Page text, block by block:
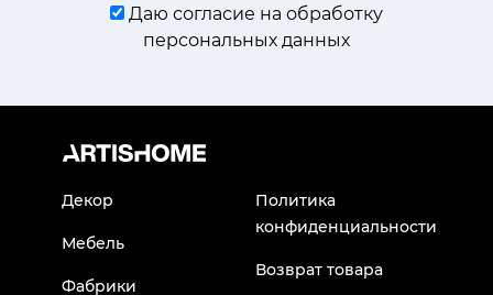
Даю согласие на обработку
персональных данных
Декор
Мебель
Фабрики
Политика
конфиденциальности
Возврат товара